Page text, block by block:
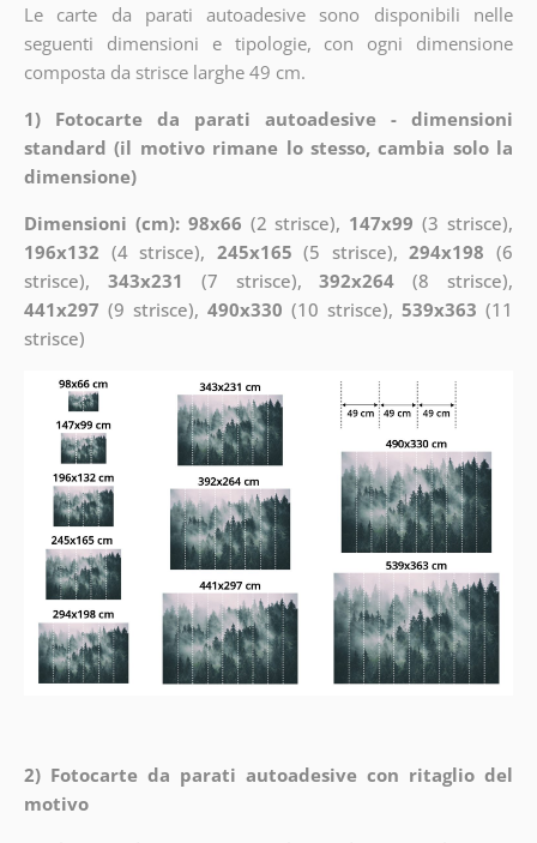
Le carte da parati autoadesive sono disponibili nelle
seguenti dimensioni e tipologie, con ogni dimensione
composta da strisce larghe 49 cm.
1) Fotocarte da parati autoadesive - dimensioni
standard (il motivo rimane lo stesso, cambia solo la
dimensione)
Dimensioni (cm): 98x66 (2 strisce), 147x99 (3 strisce),
196x132 (4 strisce), 245x165 (5 strisce),294x198 (6
strisce), 343x231 (7 strisce),392x264 (8 strisce),
441x297 (9 strisce), 490x330 (10 strisce),539x363 (11
strisce)
2) Fotocarte da parati autoadesive con ritaglio del
motivo